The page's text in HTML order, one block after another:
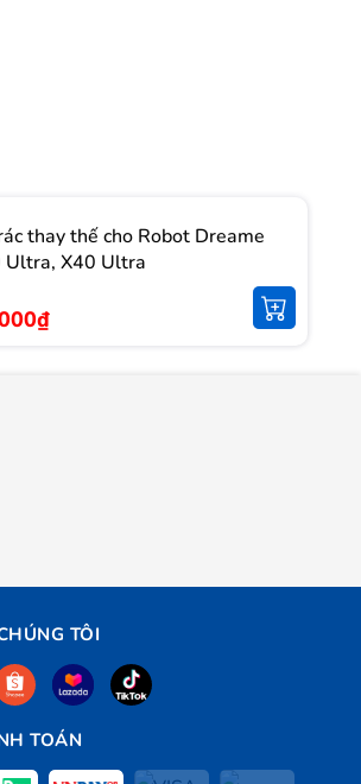
thay thế cho Robot Dreame
Ultra, X40 Ultra
TÔI
TOÁN